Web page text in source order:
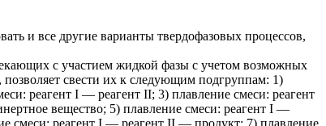
и все другие варианты твердофазовых процессов,
с участием жидкой фазы с учетом возможных
свести их к следующим подгруппам: 1)
реагент I — реагент II; 3) плавление смеси: реагент
вещество; 5) плавление смеси: реагент I —
смеси: реагент I — реагент II — продукт; 7) плавление